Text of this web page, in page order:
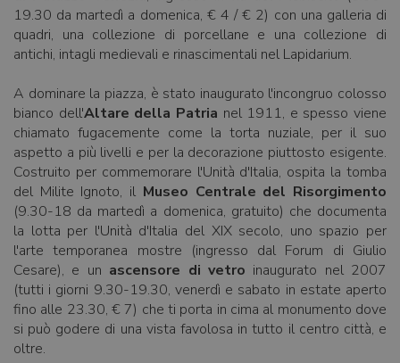
19.30 da martedì a domenica, € 4 / € 2) con una galleria di
quadri, una collezione di porcellane e una collezione di
antichi, intagli medievali e rinascimentali nel Lapidarium.
A dominare la piazza, è stato inaugurato l'incongruo colosso
bianco dell'Altare della Patria nel 1911, e spesso viene
chiamato fugacemente come la torta nuziale, per il suo
aspetto a più livelli e per la decorazione piuttosto esigente.
Costruito per commemorare l'Unità d'Italia, ospita la tomba
del Milite Ignoto, il Museo Centrale del Risorgimento
(9.30-18 da martedì a domenica, gratuito) che documenta
la lotta per l'Unità d'Italia del XIX secolo, uno spazio per
l'arte temporanea mostre (ingresso dal Forum di Giulio
Cesare), e un ascensore di vetro inaugurato nel 2007
(tutti i giorni 9.30-19.30, venerdì e sabato in estate aperto
fino alle 23.30, € 7) che ti porta in cima al monumento dove
si può godere di una vista favolosa in tutto il centro città, e
oltre.